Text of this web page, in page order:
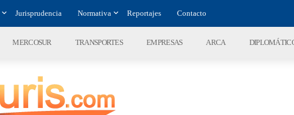
Jurisprudencia Normativa Reportajes Contacto
MERCOSUR TRANSPORTES EMPRESAS ARCA